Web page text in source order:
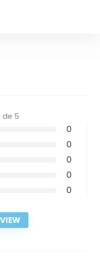
de 5
0
0
0
0
0